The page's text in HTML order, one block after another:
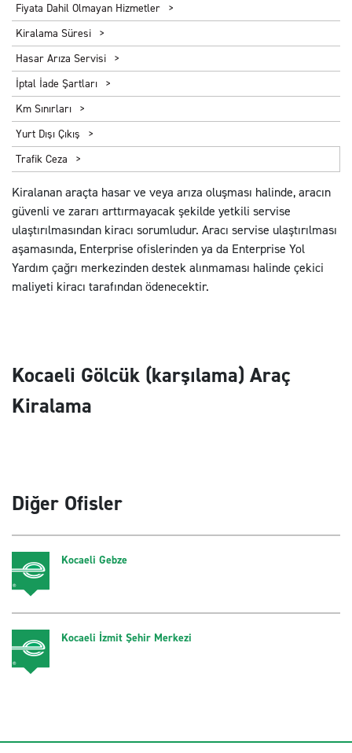
Fiyata Dahil Olmayan Hizmetler
Kiralama Süresi
Hasar Arıza Servisi
İptal İade Şartları
Km Sınırları
Yurt Dışı Çıkış
Trafik Ceza
Kiralanan araçta hasar ve veya arıza oluşması halinde, aracın
güvenli ve zararı arttırmayacak şekilde yetkili servise
ulaştırılmasından kiracı sorumludur. Aracı servise ulaştırılması
aşamasında, Enterprise ofislerinden ya da Enterprise Yol
Yardım çağrı merkezinden destek alınmaması halinde çekici
maliyeti kiracı tarafından ödenecektir.
Kocaeli Gölcük (karşılama) Araç
Kiralama
Diğer Ofisler
Kocaeli Gebze
Kocaeli İzmit Şehir Merkezi